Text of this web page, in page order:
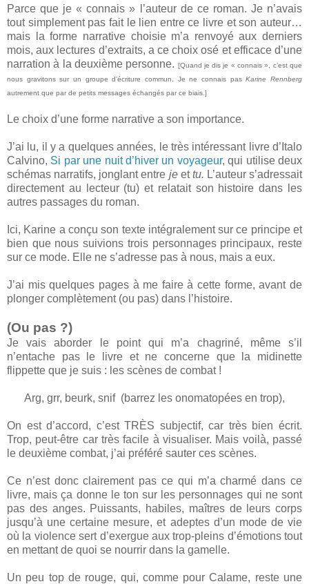
Parce que je « connais » l’auteur de ce roman. Je n’avais
tout simplement pas fait le lien entre ce livre et son auteur…
mais la forme narrative choisie m’a renvoyé aux derniers
mois, aux lectures d’extraits, a ce choix osé et efficace d’une
narration à la deuxième personne. [Quand je dis je « connais », c’est que
nous gravitons sur un groupe d’écriture commun. Je ne connais pasKarine Rennberg
autrement que par de petits messages échangés par ce biais.]
Le choix d’une forme narrative a son importance.
J’ai lu, il y a quelques années, le très intéressant livre d’Italo
Calvino, Si par une nuit d’hiver un voyageur, qui utilise deux
schémas narratifs, jonglant entre jeettu. L’auteur s’adressait
directement au lecteur (tu) et relatait son histoire dans les
autres passages du roman.
Ici, Karine a conçu son texte intégralement sur ce principe et
bien que nous suivions trois personnages principaux, reste
sur ce mode. Elle ne s’adresse pas à nous, mais a eux.
J’ai mis quelques pages à me faire à cette forme, avant de
plonger complètement (ou pas) dans l’histoire.
(Ou pas ?)
Je vais aborder le point qui m’a chagriné, même s’il
n’entache pas le livre et ne concerne que la midinette
flippette que je suis : les scènes de combat !
Arg, grr, beurk, snif (barrez les onomatopées en trop),
On est d’accord, c’est TRÈS subjectif, car très bien écrit.
Trop, peut-être car très facile à visualiser. Mais voilà, passé
le deuxième combat, j’ai préféré sauter ces scènes.
Ce n’est donc clairement pas ce qui m’a charmé dans ce
livre, mais ça donne le ton sur les personnages qui ne sont
pas des anges. Puissants, habiles, maîtres de leurs corps
jusqu’à une certaine mesure, et adeptes d’un mode de vie
où la violence sert d’exergue aux trop-pleins d’émotions tout
en mettant de quoi se nourrir dans la gamelle.
Un peu top de rouge, qui, comme pour Calame, reste une